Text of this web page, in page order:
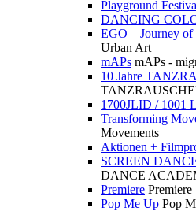
Playground
DANCING
EGO – Journey
Urban Art
mAPs mAPs -
10 Jahre
1700JLID / 1001
Transforming
Movements
Aktionen +
SCREEN
DANCE
Premiere Premiere
Pop Me Up Pop